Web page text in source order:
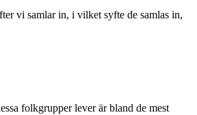
vi samlar in, i vilket syfte de samlas in,
folkgrupper lever är bland de mest